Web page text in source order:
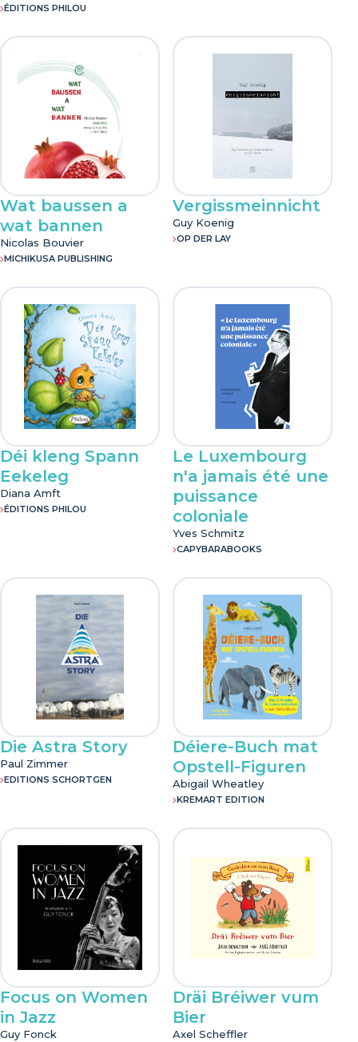
ÉDITIONS PHILOU
Wat baussen a
wat bannen
Nicolas Bouvier
MICHIKUSA PUBLISHING
Vergissmeinnicht
Guy Koenig
OP DER LAY
Déi kleng Spann
Eekeleg
Diana Amft
ÉDITIONS PHILOU
Le Luxembourg
n'a jamais été une
puissance
coloniale
Yves Schmitz
CAPYBARABOOKS
Die Astra Story
Paul Zimmer
EDITIONS SCHORTGEN
Déiere-Buch mat
Opstell-Figuren
Abigail Wheatley
KREMART EDITION
Focus on Women
in Jazz
Guy Fonck
Dräi Bréiwer vum
Bier
Axel Scheffler